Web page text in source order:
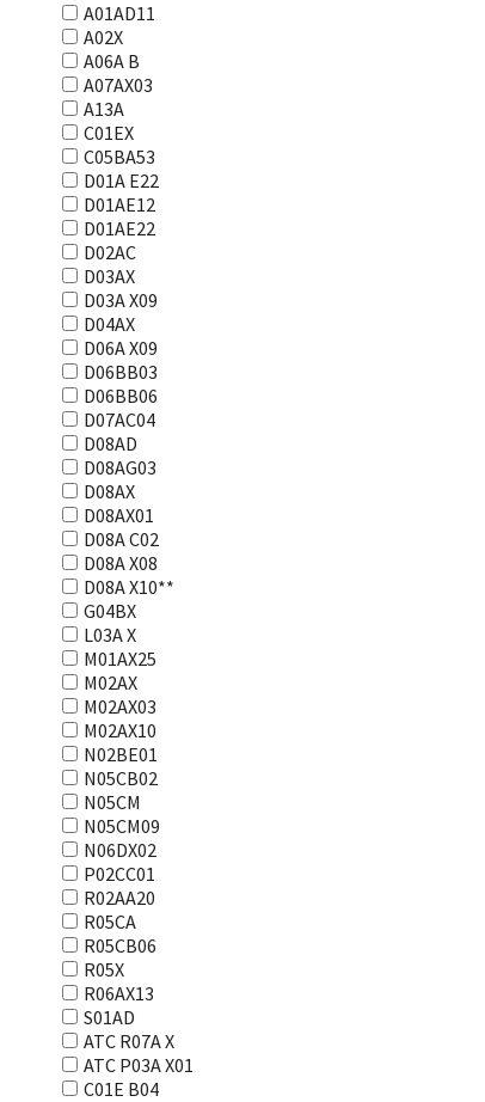
A01AD11
A02X
A06A В
A07AX03
A13A
C01EX
C05BA53
D01A E22
D01AE12
D01AE22
D02AC
D03AX
D03A X09
D04AX
D06A X09
D06BB03
D06BB06
D07AC04
D08AD
D08AG03
D08AX
D08AX01
D08А С02
D08А Х08
D08А Х10**
G04BX
L03А Х
M01AX25
M02AX
M02AX03
M02AX10
N02BE01
N05CB02
N05CM
N05CM09
N06DX02
P02CC01
R02AA20
R05CA
R05CB06
R05X
R06AX13
S01AD
АТС R07A X
АТС Р03А Х01
С01Е В04